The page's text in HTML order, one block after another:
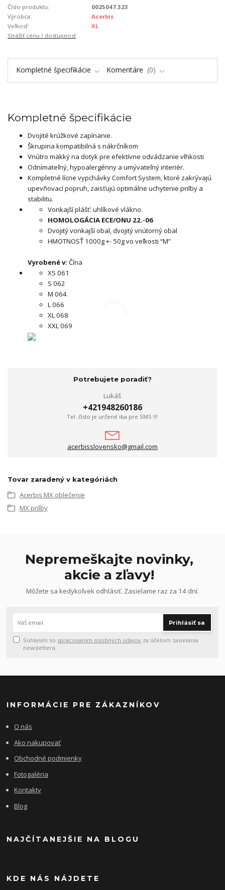
Číslo produktu:
0025047.323
Výrobca:
Acerbis
Veľkosť:
XL
Strážiť cenu / dostupnosť
Kompletné špecifikácie Komentáre 0
Kompletné špecifikácie
Dvojité krúžkové zapínanie.
Škrupina kompatibilná s nákrčníkom
Vnútro mäkký na dotyk pre efektívne odvádzanie vlhkosti
Odnímateľný, hypoalergénny a umývateľný interiér.
Kompletné lícne vypchávky Comfort System, ktoré zakrývajú
upevňovací popruh, zaisťujú optimálne uchytenie prilby a
stabilitu.
Vonkajší plášť: uhlíkové vlákno.
HOMOLOGÁCIA ECE/ONU 22.-06
Dvojitý vonkajší obal, dvojitý vnútorný obal
HMOTNOSŤ 1000g +- 50g vo veľkosti “M”
Vyrobené v: Čína
XS 061
S 062
M 064
L 066
XL 068
XXL 069
Potrebujete poradiť?
Lukáš
+421948260186
Tel. číslo je určené iba pre SMS !!!
acerbisslovensko@gmail.com
Tovar zaradený v kategóriách
Acerbis MX oblečenie
MX prilby
Nepremeškajte novinky,
akcie a zľavy!
Môžete sa kedykoľvek odhlásiť. Zasielame raz za 14 dní.
Prihlásiť sa
Súhlasím so spracovaním osobných údajov za účelom zasielania
newslettera.
INFORMÁCIE PRE ZÁKAZNÍKOV
O nás
Ako nakupovať
Obchodné podmienky
Fotogaléria
Kontakty
Blog
NAJČÍTANEJŠIE NA BLOGU
KDE NÁS NÁJDETE